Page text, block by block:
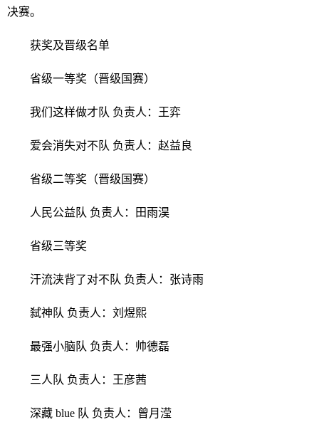
决赛。
获奖及晋级名单
省级一等奖（晋级国赛）
我们这样做才队 负责人：王弈
爱会消失对不队 负责人：赵益良
省级二等奖（晋级国赛）
人民公益队 负责人：田雨淏
省级三等奖
汗流浃背了对不队 负责人：张诗雨
弑神队 负责人：刘煜熙
最强小脑队 负责人：帅德磊
三人队 负责人：王彦茜
深藏 blue 队 负责人：曾月滢